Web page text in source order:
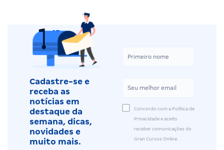
Cadastre-se e
receba as
notícias em
destaque da
semana, dicas,
novidades e
muito mais.
Concordo com a Política de
Privacidade e aceito
receber comunicações do
Gran Cursos Online.